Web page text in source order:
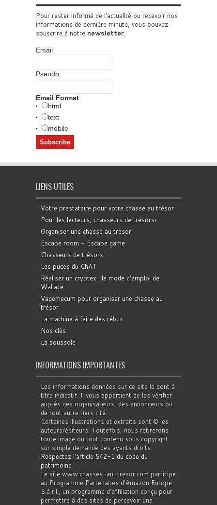
Pour rester informé de l'actualité ou recevoir nos
informations de dernière minute, vous pouvez
souscrire à notre newsletter.
Email
Pseudo
Email Format
html
text
mobile
LIENS UTILES
Votre prestataire pour votre chasse au trésor
Pour les lecteurs, chasseurs de trésorsr
Organiser une chasse au trésor
Escape room - Escape game
Chasseurs de trésors
Les puces du ChAT
Réaliser un cryptex : le mode d'emploi de
Wallace
Vademecum pour organiser une chasse au
trésor
La machine à faire des rébus
Nos clés
La boussole
INFORMATIONS IMPORTANTES
Les informations données sur ce site le sont à
titre indicatif. Il vous appartient de les vérifier
auprès des organisateurs, des annonceurs ou
de tout autre tiers cité.
Certaines illustrations et extraits sont © les
auteurs/éditeurs. Toutefois, nous retirerons
toute image ou tout contenu sous copyright
sur simple demande des ayants droits.
Respectez l'article 542-1 du code du
patrimoine.
Le site www.chasses-au-tresor.com participe
au Programme Partenaires d’Amazon Europe
S.à r.l., un programme d’affiliation conçu pour
permettre à des sites de percevoir une